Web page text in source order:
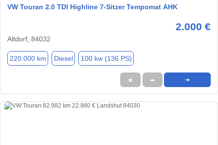
VW Touran 2.0 TDI Highline 7-Sitzer Tempomat AHK
2.000 €
Altdorf, 84032
220.000 km Diesel 100 kw (136 PS)
★ ➦ ➜